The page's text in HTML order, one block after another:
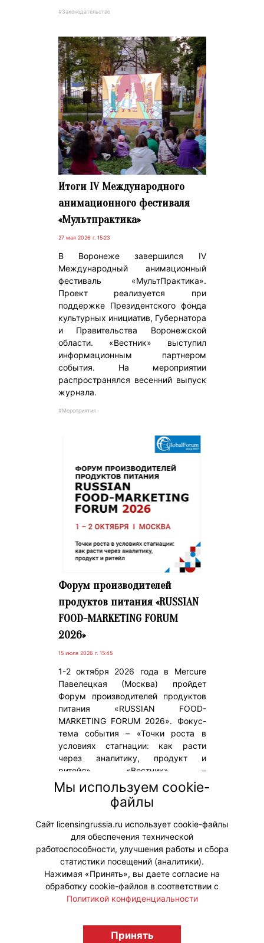
#Законодательство
Итоги IV Международного
анимационного фестиваля
«Мультпрактика»
27 мая 2026 г. 15:23
В Воронеже завершился IV
Международный анимационный
фестиваль «МультПрактика».
Проект реализуется при
поддержке Президентского фонда
культурных инициатив, Губернатора
и Правительства Воронежской
области. «Вестник» выступил
информационным партнером
события. На мероприятии
распространялся весенний выпуск
журнала.
#Мероприятия
Форум производителей
продуктов питания «RUSSIAN
FOOD-MARKETING FORUM
2026»
15 июля 2026 г. 15:45
1-2 октября 2026 года в Mercure
Павелецкая (Москва) пройдет
Форум производителей продуктов
питания «RUSSIAN FOOD-
MARKETING FORUM 2026». Фокус-
тема события – «Точки роста в
условиях стагнации: как расти
через аналитику, продукт и
ритейл». «Вестник» –
информационный партнер
мероприятия. На Форуме будет
распространяться новый осенний
выпуск журнала.
#Мероприятия
licensingrussia.ru, 2009-2026 12+
Мы используем cookie-
файлы
Сайт licensingrussia.ru использует cookie-файлы
для обеспечения технической
работоспособности, улучшения работы и сбора
статистики посещений (аналитики).
Нажимая «Принять», вы даете согласие на
обработку cookie-файлов в соответствии с
Политикой конфиденциальности
Принять